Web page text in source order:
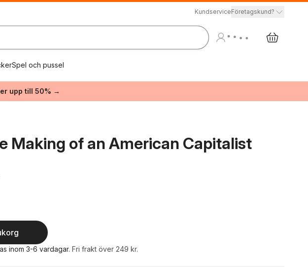
KundserviceFöretagskund?
Spel och pussel
upp till 50% →
Making of an American Capitalist
röster:
inom 3-6 vardagar. Fri frakt över 249 kr.